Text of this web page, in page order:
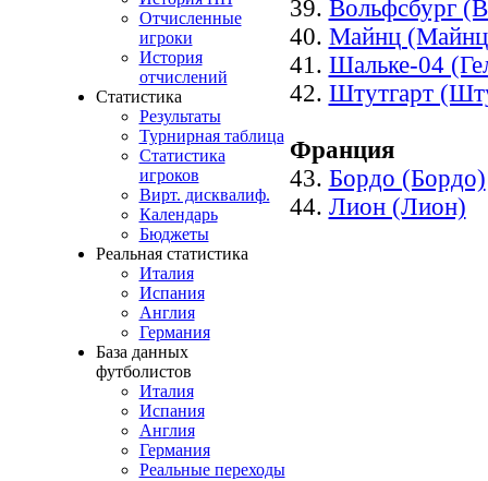
Отчисленные
игроки
История
отчислений
Статистика
Результаты
Турнирная таблица
Статистика
игроков
Вирт. дисквалиф.
Календарь
Бюджеты
Реальная статистика
Италия
Испания
Англия
Германия
База данных
футболистов
Италия
Испания
Англия
Германия
Реальные переходы
39. Вольфсбург
40. Майнц
41. Шальке-04
42. Штутгарт
Франция
43. Бордо (Бордо)
44. Лион (Лион)